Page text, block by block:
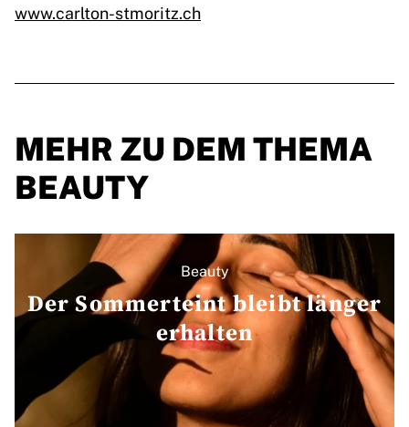
www.carlton-stmoritz.ch
MEHR ZU DEM THEMA
BEAUTY
Beauty
Der Sommerteint bleibt länger
erhalten